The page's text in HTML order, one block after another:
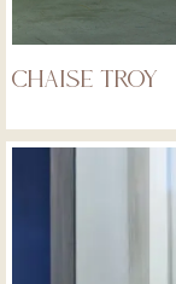
Chaise Troy